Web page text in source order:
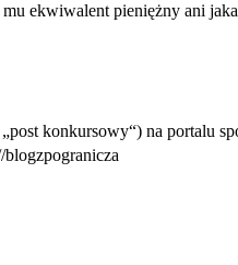
ekwiwalent pieniężny ani
konkursowy“) na portalu